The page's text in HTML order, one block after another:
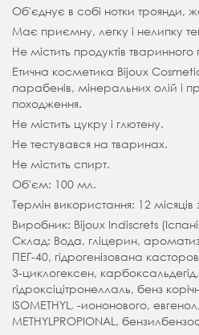
Об'єднує в собі нотки троянди,
Має приємну, легку і нелипку
Не містить продуктів
Етична косметика Bijoux
парабенів, мінеральних олій і
походження.
Не містить цукру і глютену.
Не тестувався на тваринах.
Не містить спирт.
Об'єм: 100 мл.
Термін використання: 12 місяців
Виробник: Bijoux Indiscrets
Склад: Вода, гліцерин,
ПЕГ-40, гідрогенізована
3-циклогексен, карбоксальдегід,
гідроксіцітронеллаль, бенз
ISOMETHYL, -иононового,
METHYLPROPIONAL,